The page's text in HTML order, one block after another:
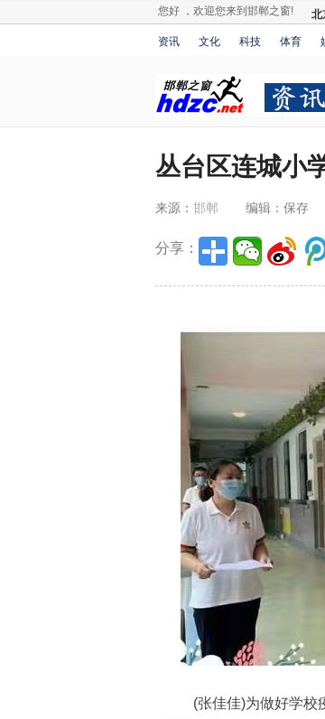
您好 ，欢迎您来到邯郸之窗!
资讯 文化 科技 体育
丛台区连城小
来源： 邯郸 编辑：保存
分享：
(张佳佳)为做好学校疫